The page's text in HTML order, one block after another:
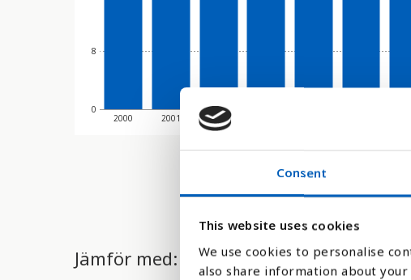
Consent
This website uses cookies
We use cookies to personalise
also share information about
0
8
2000 2001 2002
Jämför med: